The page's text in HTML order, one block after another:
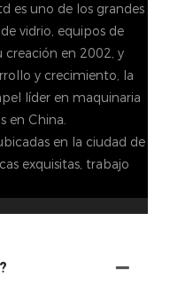
es uno de los grandes
vidrio, equipos de
creación en 2002, y
y crecimiento, la
líder en maquinaria
en China.
en la ciudad de
exquisitas, trabajo